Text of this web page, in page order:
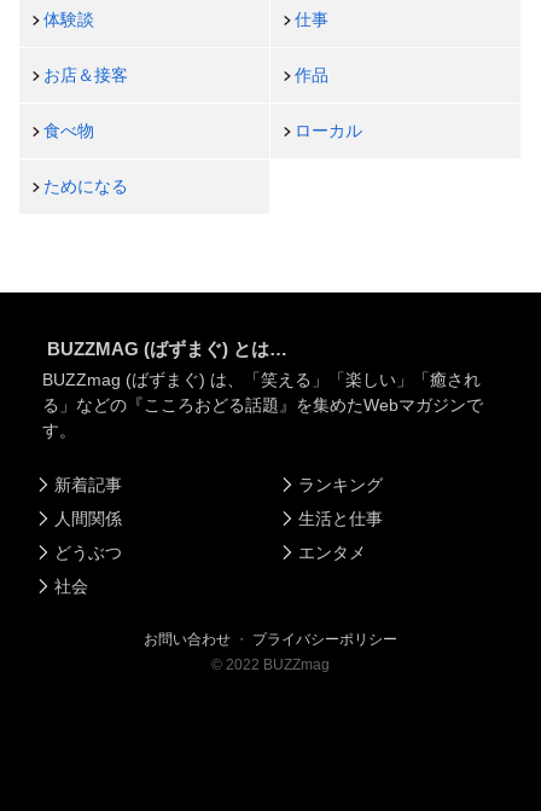
体験談 仕事
お店＆接客 作品
食べ物 ローカル
ためになる
BUZZMAG (ばずまぐ) とは…
BUZZmag (ばずまぐ) は、「笑える」「楽しい」「癒され
る」などの『こころおどる話題』を集めたWebマガジンで
す。
新着記事
人間関係
どうぶつ
社会
ランキング
生活と仕事
エンタメ
お問い合わせ ・ プライバシーポリシー
© 2022 BUZZmag